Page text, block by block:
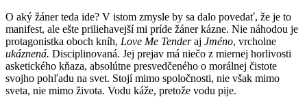
O aký žáner teda ide? V istom zmysle by sa dalo povedať, že je to
manifest, ale ešte priliehavejší mi príde žáner kázne. Nie náhodou je
protagonistka oboch kníh, Love Me Tenderaj Jméno, vrcholne
ukáznená. Disciplinovaná. Jej prejav má niečo z miernej horlivosti
asketického kňaza, absolútne presvedčeného o morálnej čistote
svojho pohľadu na svet. Stojí mimo spoločnosti, nie však mimo
sveta, nie mimo života. Vodu káže, pretože vodu pije.